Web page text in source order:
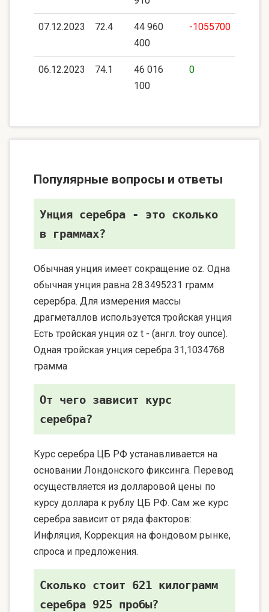
07.12.2023 72.4
44 960
400
-1055700
06.12.2023 74.1
46 016
100
0
Популярные вопросы и ответы
Унция серебра - это сколько
в граммах?
Обычная унция имеет сокращение oz. Одна
обычная унция равна 28.3495231 грамм
серербра. Для измерения массы
драгметаллов используется тройская унция
Есть тройская унция oz t - (англ. troy ounce).
Одная тройская унция серебра 31,1034768
грамма
От чего зависит курс
серебра?
Курс серебра ЦБ РФ устанавливается на
основании Лондонского фиксинга. Перевод
осуществляется из долларовой цены по
курсу доллара к рублу ЦБ РФ. Сам же курс
серебра зависит от ряда факторов:
Инфляция, Коррекция на фондовом рынке,
спроса и предложения.
Сколько стоит 621 килограмм
серебра 925 пробы?